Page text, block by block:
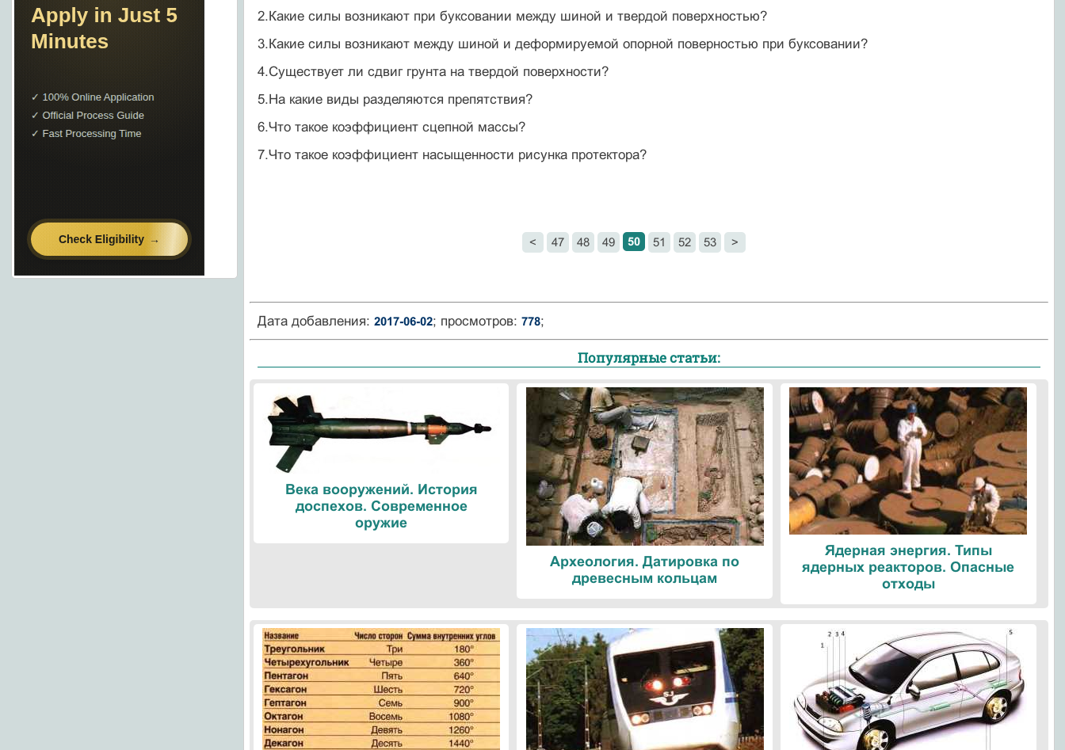
2.Какие силы возникают при буксовании между шиной и твердой поверхностью?
3.Какие силы возникают между шиной и деформируемой опорной поверностью при буксовании?
4.Существует ли сдвиг грунта на твердой поверхности?
5.На какие виды разделяются препятствия?
6.Что такое коэффициент сцепной массы?
7.Что такое коэффициент насыщенности рисунка протектора?
< 47 48 49 50 51 52 53 >
Дата добавления: 2017-06-02; просмотров: 778;
Популярные статьи:
Века вооружений. История
доспехов. Современное
оружие
Археология. Датировка по
древесным кольцам
Ядерная энергия. Типы
ядерных реакторов. Опасные
отходы